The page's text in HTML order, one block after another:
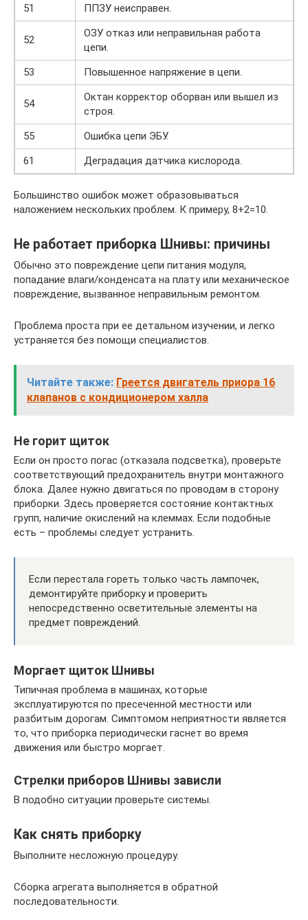
51
ППЗУ неисправен.
52
ОЗУ отказ или неправильная работа
цепи.
53
Повышенное напряжение в цепи.
54
Октан корректор оборван или вышел из
строя.
55
Ошибка цепи ЭБУ.
61
Деградация датчика кислорода.
Большинство ошибок может образовываться
наложением нескольких проблем. К примеру, 8+2=10.
Не работает приборка Шнивы: причины
Обычно это повреждение цепи питания модуля,
попадание влаги/конденсата на плату или механическое
повреждение, вызванное неправильным ремонтом.
Проблема проста при ее детальном изучении, и легко
устраняется без помощи специалистов.
Читайте также: Греется двигатель приора 16
клапанов с кондиционером халла
Не горит щиток
Если он просто погас (отказала подсветка), проверьте
соответствующий предохранитель внутри монтажного
блока. Далее нужно двигаться по проводам в сторону
приборки. Здесь проверяется состояние контактных
групп, наличие окислений на клеммах. Если подобные
есть – проблемы следует устранить.
Если перестала гореть только часть лампочек,
демонтируйте приборку и проверить
непосредственно осветительные элементы на
предмет повреждений.
Моргает щиток Шнивы
Типичная проблема в машинах, которые
эксплуатируются по пресеченной местности или
разбитым дорогам. Симптомом неприятности является
то, что приборка периодически гаснет во время
движения или быстро моргает.
Стрелки приборов Шнивы зависли
В подобно ситуации проверьте системы.
Как снять приборку
Выполните несложную процедуру.
Сборка агрегата выполняется в обратной
последовательности.